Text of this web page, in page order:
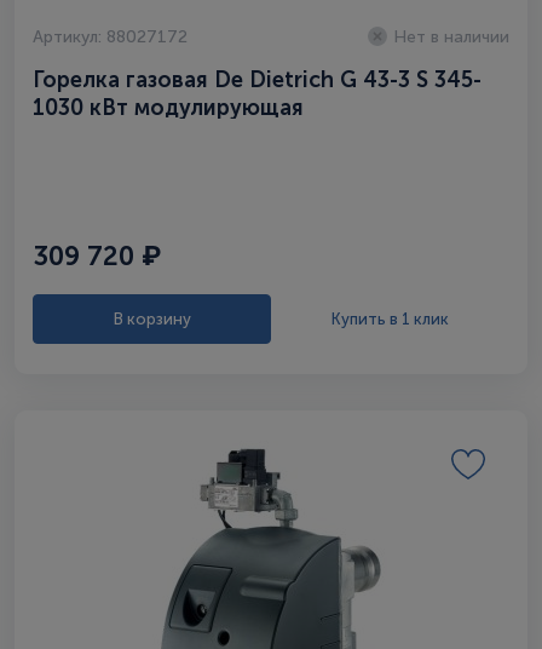
Артикул: 88027172 Нет в наличии
Горелка газовая De Dietrich G 43-3 S 345-
1030 кВт модулирующая
309 720 ₽
В корзину Купить в 1 клик